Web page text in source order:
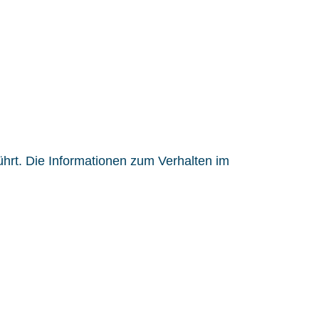
Die Informationen zum Verhalten im